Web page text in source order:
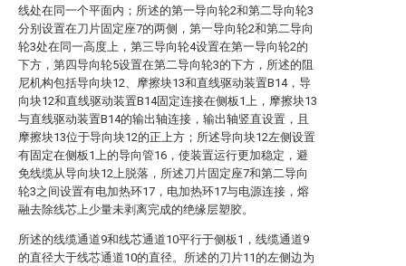
线处在同一个平面内；所述的第一导向轮2和第二导向轮3
分别设置在刀片固定座7的两侧，第一导向轮2和第二导向
轮3处在同一高度上，第三导向轮4设置在第一导向轮2的
下方，第四导向轮5设置在第二导向轮3的下方，所述的阻
尼机构包括导向块12、摩擦块13和直线驱动装置B14，导
向块12和直线驱动装置B14固定连接在侧板1上，摩擦块13
与直线驱动装置B14的输出轴连接，输出轴竖直设置，且
摩擦块13位于导向块12的正上方；所述导向块12左侧设置
有固定在侧板1上的导向管16，使装置运行更加稳定，避
免线缆从导向块12上脱落，所述刀片固定座7和第二导向
轮3之间设置有电加热环17，电加热环17与电源连接，熔
融去除线芯上少量未剥离完成的绝缘层塑胶。
所述的线缆通道9和线芯通道10平行于侧板1，线缆通道9
的直径大于线芯通道10的直径。所述的刀片11的左侧边为